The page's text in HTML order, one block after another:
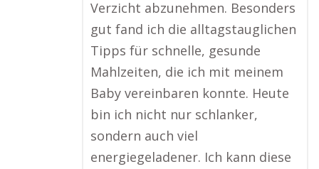
Verzicht abzunehmen. Besonders
gut fand ich die alltagstauglichen
Tipps für schnelle, gesunde
Mahlzeiten, die ich mit meinem
Baby vereinbaren konnte. Heute
bin ich nicht nur schlanker,
sondern auch viel
energiegeladener. Ich kann diese